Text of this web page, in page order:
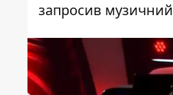
запросив